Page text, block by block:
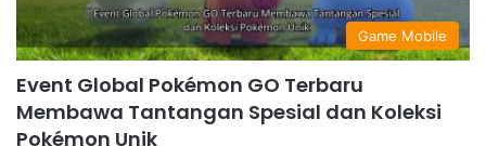
Game Mobile
Event Global Pokémon GO Terbaru
Membawa Tantangan Spesial dan Koleksi
Pokémon Unik